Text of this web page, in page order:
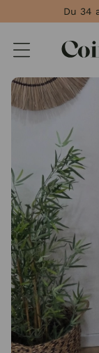
Du 34
Panneau de gestion